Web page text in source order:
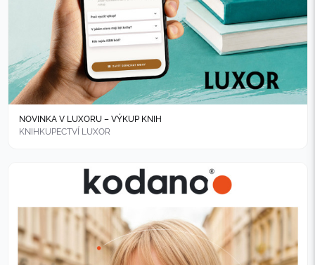
NOVINKA V LUXORU – VÝKUP KNIH
KNIHKUPECTVÍ LUXOR